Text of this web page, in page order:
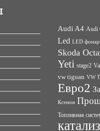
Audi A4 Audi
Led LED
Skoda
Yeti stage2
vw tiguan VW
Евро2
Ксенон
Топливная